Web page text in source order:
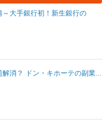
大手銀行初！新生銀行の
消？ ドン・キホーテの副業...